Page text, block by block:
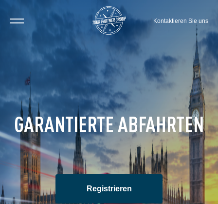
Kontaktieren Sie uns
GARANTIERTE ABFAHRTEN
Registrieren